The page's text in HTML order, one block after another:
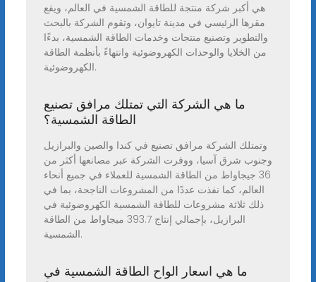
هي أكبر شركة منتجة للطاقة الشمسية في العالم، ويقع
مقرها الرئيسي في مدينة تايوان، وتقوم الشركة بالبحث
والتطوير وتصنيع منتجات وخدمات الطاقة الشمسية، بدءًا
من الخلايا والوحدات الكهروضوئية وانتهاءً بأنظمة الطاقة
الكهروضوئية.
ما هي الشركة التي تمتلك مرافق تصنيع
الطاقة الشمسية؟
وتمتلك الشركة مرافق تصنيع في كندا والصين والبرازيل
وجنوب شرق آسيا، ووفرت الشركة عبر مصانعها أكثر من
36 جيجاواط من الطاقة الشمسية للعملاء في جميع أنحاء
العالم، كما نفذت عددًا من المشروعات الناجحة، بما في
ذلك ثلاثة مشروعات للطاقة الشمسية الكهروضوئية في
البرازيل، بإجمالي إنتاج 393.7 ميجاواط من الطاقة
الشمسية.
ما هي اسعار الواح الطاقة الشمسية في